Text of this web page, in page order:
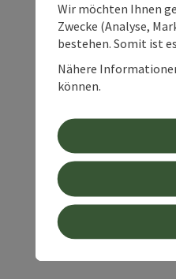
Wir möchten Ihnen
Zwecke (Analyse,
bestehen. Somit ist
Nähere
können.